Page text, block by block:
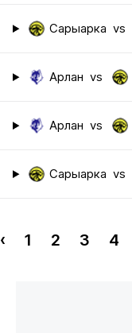
Сарыарка vs
Арлан vs
Арлан vs
Сарыарка vs
‹ 1 2 3 4